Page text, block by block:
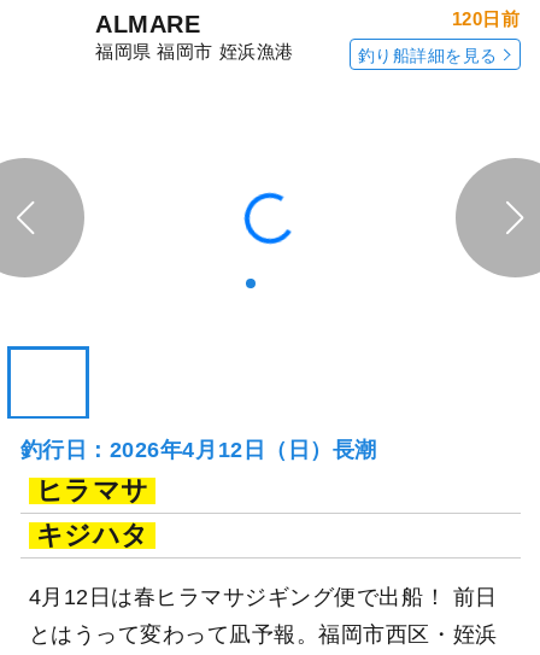
ALMARE
福岡県 福岡市 姪浜漁港
120日前
釣り船詳細を見る
釣行日：2026年4月12日（日）長潮
ヒラマサ
キジハタ
4月12日は春ヒラマサジギング便で出船！ 前日
とはうって変わって凪予報。福岡市西区・姪浜